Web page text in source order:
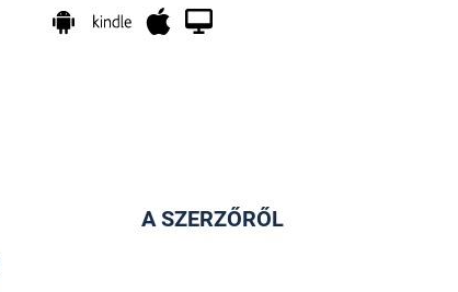
A SZERZŐRŐL